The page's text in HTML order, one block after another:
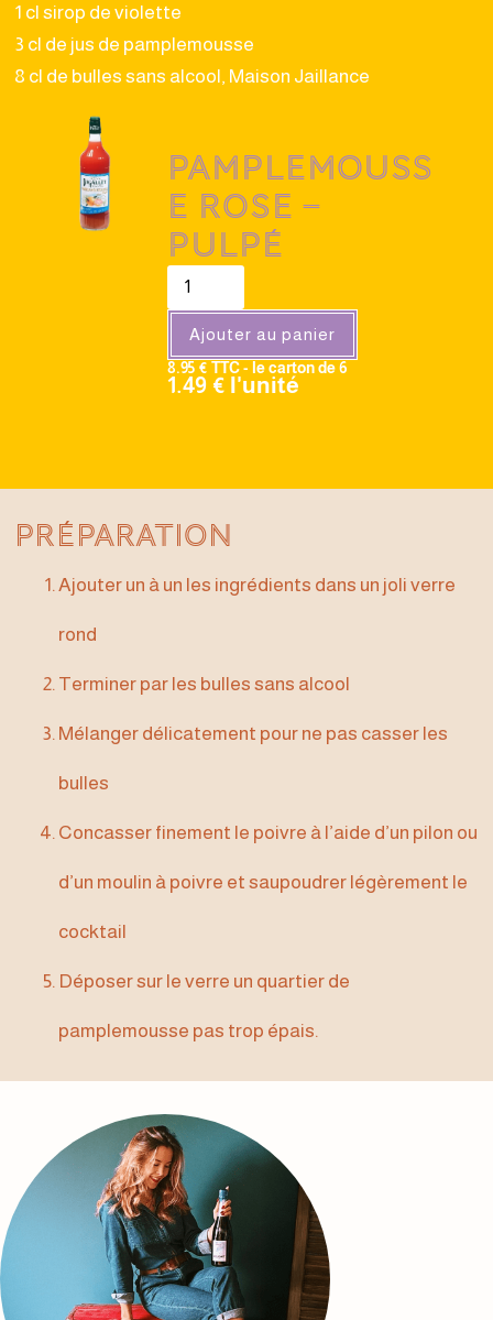
1 cl sirop de violette
3 cl de jus de pamplemousse
8 cl de bulles sans alcool, Maison Jaillance
Pamplemouss
e rose –
Pulpé
Ajouter au panier
8.95 € TTC - le carton de 6
1.49 € l'unité
Préparation
Ajouter un à un les ingrédients dans un joli verre
rond
Terminer par les bulles sans alcool
Mélanger délicatement pour ne pas casser les
bulles
Concasser finement le poivre à l’aide d’un pilon ou
d’un moulin à poivre et saupoudrer légèrement le
cocktail
Déposer sur le verre un quartier de
pamplemousse pas trop épais.